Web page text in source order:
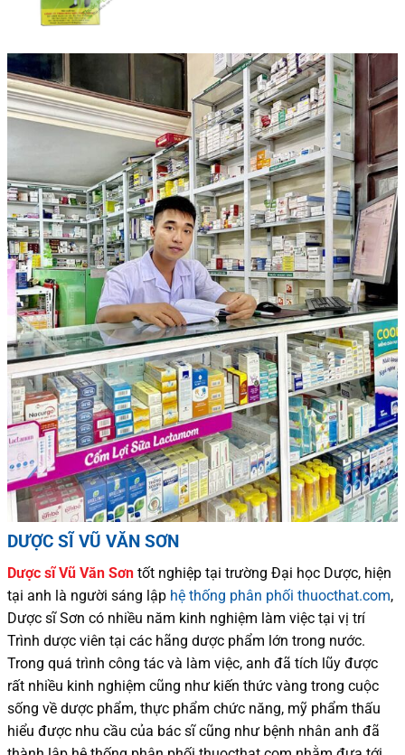
DƯỢC SĨ VŨ VĂN SƠN
Dược sĩVũ Văn Sơn tốt nghiệp tại trường Đại học Dược, hiện
tại anh là người sáng lập hệ thống phân phối thuocthat.com,
Dược sĩSơn có nhiều năm kinh nghiệm làm việc tại vị trí
Trình dược viên tại các hãng dược phẩm lớn trong nước.
Trong quá trình công tác và làm việc, anh đã tích lũy được
rất nhiều kinh nghiệm cũng như kiến thức vàng trong cuộc
sống về dược phẩm, thực phẩm chức năng, mỹ phẩm thấu
hiểu được nhu cầu của bác sĩcũng như bệnh nhân anh đã